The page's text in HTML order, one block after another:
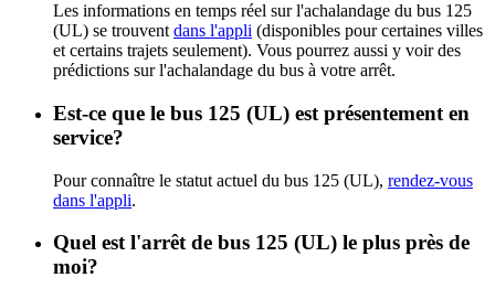
Les informations en temps réel sur l'achalandage du bus 125
(UL) se trouvent dans l'appli (disponibles pour certaines villes
et certains trajets seulement). Vous pourrez aussi y voir des
prédictions sur l'achalandage du bus à votre arrêt.
Est-ce que le bus 125 (UL) est présentement en
service?
Pour connaître le statut actuel du bus 125 (UL), rendez-vous
dans l'appli.
Quel est l'arrêt de bus 125 (UL) le plus près de
moi?